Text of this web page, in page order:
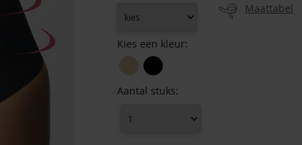
Maattabel
Kies een kleur:
Aantal stuks: